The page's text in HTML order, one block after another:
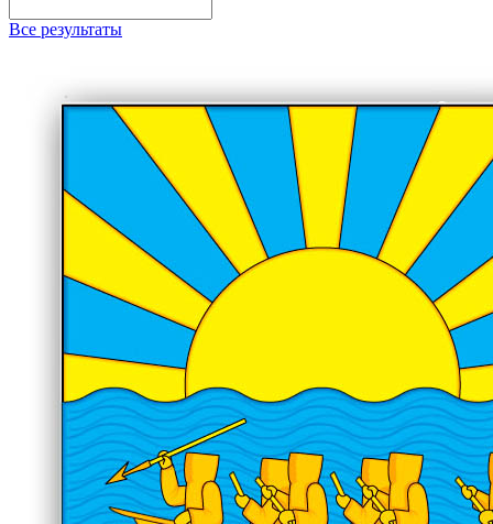
Все результаты